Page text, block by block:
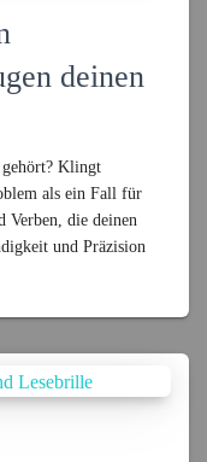
deinen
gehört? Klingt
als ein Fall für
Verben, die deinen
und Präzision